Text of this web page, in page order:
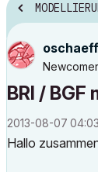
Newcomer
BRI / BGF
‎2013-08-07
Hallo